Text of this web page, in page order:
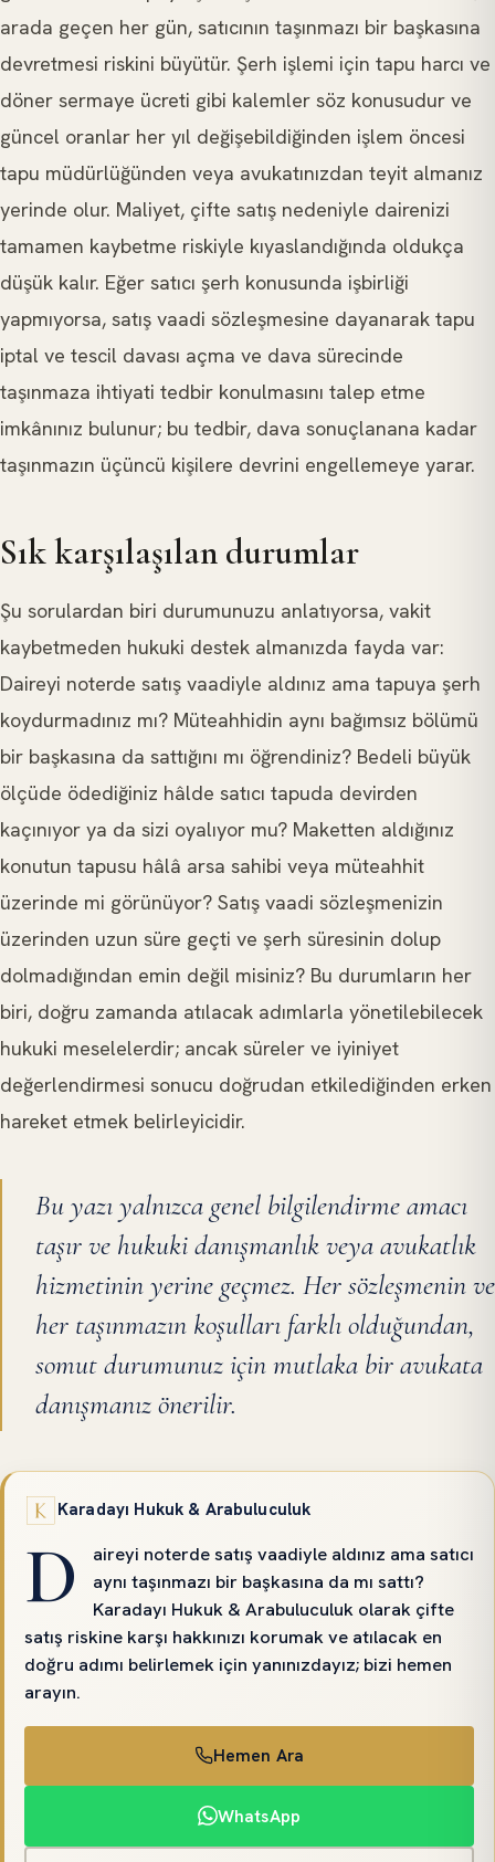
arada geçen her gün, satıcının taşınmazı bir başkasına
devretmesi riskini büyütür. Şerh işlemi için tapu harcı ve
döner sermaye ücreti gibi kalemler söz konusudur ve
güncel oranlar her yıl değişebildiğinden işlem öncesi
tapu müdürlüğünden veya avukatınızdan teyit almanız
yerinde olur. Maliyet, çifte satış nedeniyle dairenizi
tamamen kaybetme riskiyle kıyaslandığında oldukça
düşük kalır. Eğer satıcı şerh konusunda işbirliği
yapmıyorsa, satış vaadi sözleşmesine dayanarak tapu
iptal ve tescil davası açma ve dava sürecinde
taşınmaza ihtiyati tedbir konulmasını talep etme
imkânınız bulunur; bu tedbir, dava sonuçlanana kadar
taşınmazın üçüncü kişilere devrini engellemeye yarar.
Sık karşılaşılan durumlar
Şu sorulardan biri durumunuzu anlatıyorsa, vakit
kaybetmeden hukuki destek almanızda fayda var:
Daireyi noterde satış vaadiyle aldınız ama tapuya şerh
koydurmadınız mı? Müteahhidin aynı bağımsız bölümü
bir başkasına da sattığını mı öğrendiniz? Bedeli büyük
ölçüde ödediğiniz hâlde satıcı tapuda devirden
kaçınıyor ya da sizi oyalıyor mu? Maketten aldığınız
konutun tapusu hâlâ arsa sahibi veya müteahhit
üzerinde mi görünüyor? Satış vaadi sözleşmenizin
üzerinden uzun süre geçti ve şerh süresinin dolup
dolmadığından emin değil misiniz? Bu durumların her
biri, doğru zamanda atılacak adımlarla yönetilebilecek
hukuki meselelerdir; ancak süreler ve iyiniyet
değerlendirmesi sonucu doğrudan etkilediğinden erken
hareket etmek belirleyicidir.
Bu yazı yalnızca genel bilgilendirme amacı
taşır ve hukuki danışmanlık veya avukatlık
hizmetinin yerine geçmez. Her sözleşmenin ve
her taşınmazın koşulları farklı olduğundan,
somut durumunuz için mutlaka bir avukata
danışmanız önerilir.
Karadayı Hukuk & Arabuluculuk
D
aireyi noterde satış vaadiyle aldınız ama satıcı
aynı taşınmazı bir başkasına da mı sattı?
Karadayı Hukuk & Arabuluculuk olarak çifte
satış riskine karşı hakkınızı korumak ve atılacak en
doğru adımı belirlemek için yanınızdayız; bizi hemen
arayın.
Hemen Ara
WhatsApp